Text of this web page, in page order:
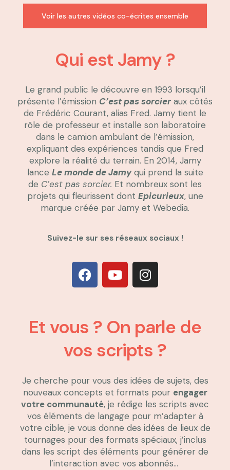
Voir les autres vidéos co-écrites ensemble
Qui est Jamy ?
Le grand public le découvre en 1993 lorsqu’il
présente l’émission C’est pas sorcieraux côtés
de Frédéric Courant, alias Fred. Jamy tient le
rôle de professeur et installe son laboratoire
dans le camion ambulant de l’émission,
expliquant des expériences tandis que Fred
explore la réalité du terrain. En 2014, Jamy
lance Le monde de Jamyqui prend la suite
de C’est pas sorcier. Et nombreux sont les
projets qui fleurissent dont Epicurieux, une
marque créée par Jamy et Webedia.
Suivez-le sur ses réseaux sociaux !
Et vous ? On parle de
vos scripts ?
Je cherche pour vous des idées de sujets, des
nouveaux concepts et formats pour engager
votre communauté, je rédige les scripts avec
vos éléments de langage pour m’adapter à
votre cible, je vous donne des idées de lieux de
tournages pour des formats spéciaux, j’inclus
dans les script des éléments pour générer de
l’interaction avec vos abonnés…